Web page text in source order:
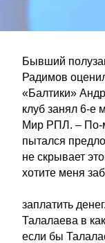
Бывший
Радимов
«Балтики»
клуб занял 6-е
Мир РПЛ. – По-
пытался
не скрывает
хотите меня
заплатить
Талалаева в
если бы